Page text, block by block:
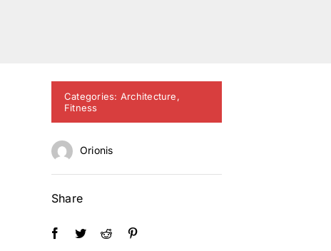
Categories: Architecture,
Fitness
Orionis
Share